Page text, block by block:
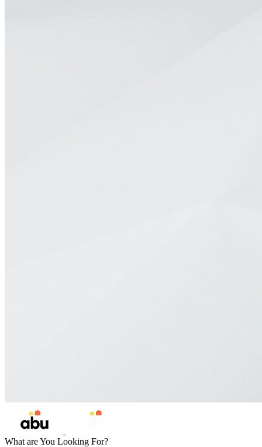
What are You Looking For?